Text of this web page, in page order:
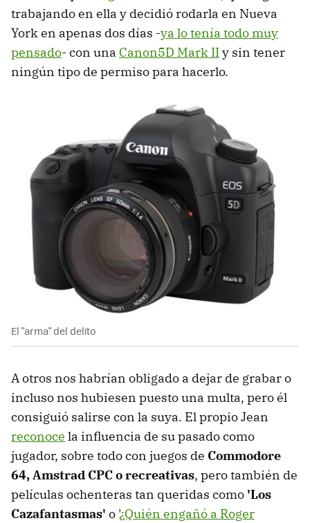
trabajando en ella y decidió rodarla en Nueva
York en apenas dos días -ya lo tenía todo muy
pensado- con una Canon5D Mark IIy sin tener
ningún tipo de permiso para hacerlo.
El "arma" del delito
A otros nos habrían obligado a dejar de grabar o
incluso nos hubiesen puesto una multa, pero él
consiguió salirse con la suya. El propio Jean
reconoce la influencia de su pasado como
jugador, sobre todo con juegos de Commodore
64, Amstrad CPC o recreativas, pero también de
películas ochenteras tan queridas como 'Los
Cazafantasmas' o ' ¿Quién engañó a Roger